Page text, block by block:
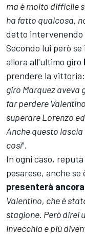
ma è molto difficile
ha fatto qualcosa,
detto intervenendo
Secondo lui però
allora all'ultimo giro
prendere la
giro Marquez aveva
far perdere
superare Lorenzo
Anche questo
così".
In ogni caso,
pesarese, anche
presenterà
Valentino, che è
stagione. Però direi
invecchia e più